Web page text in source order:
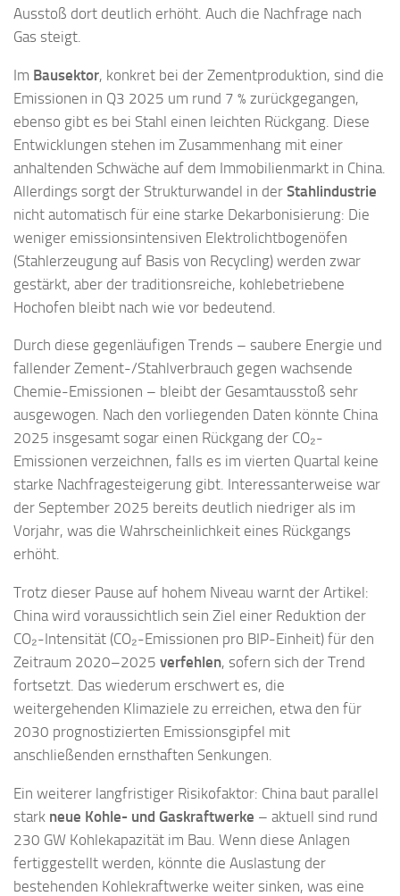
Ausstoß dort deutlich erhöht. Auch die Nachfrage nach
Gas steigt.
Im Bausektor, konkret bei der Zementproduktion, sind die
Emissionen in Q3 2025 um rund 7 % zurückgegangen,
ebenso gibt es bei Stahl einen leichten Rückgang. Diese
Entwicklungen stehen im Zusammenhang mit einer
anhaltenden Schwäche auf dem Immobilienmarkt in China.
Allerdings sorgt der Strukturwandel in der Stahlindustrie
nicht automatisch für eine starke Dekarbonisierung: Die
weniger emissionsintensiven Elektrolichtbogenöfen
(Stahlerzeugung auf Basis von Recycling) werden zwar
gestärkt, aber der traditionsreiche, kohlebetriebene
Hochofen bleibt nach wie vor bedeutend.
Durch diese gegenläufigen Trends – saubere Energie und
fallender Zement-/Stahlverbrauch gegen wachsende
Chemie-Emissionen – bleibt der Gesamtausstoß sehr
ausgewogen. Nach den vorliegenden Daten könnte China
2025 insgesamt sogar einen Rückgang der CO₂-
Emissionen verzeichnen, falls es im vierten Quartal keine
starke Nachfragesteigerung gibt. Interessanterweise war
der September 2025 bereits deutlich niedriger als im
Vorjahr, was die Wahrscheinlichkeit eines Rückgangs
erhöht.
Trotz dieser Pause auf hohem Niveau warnt der Artikel:
China wird voraussichtlich sein Ziel einer Reduktion der
CO₂-Intensität (CO₂-Emissionen pro BIP-Einheit) für den
Zeitraum 2020–2025 verfehlen, sofern sich der Trend
fortsetzt. Das wiederum erschwert es, die
weitergehenden Klimaziele zu erreichen, etwa den für
2030 prognostizierten Emissionsgipfel mit
anschließenden ernsthaften Senkungen.
Ein weiterer langfristiger Risikofaktor: China baut parallel
stark neue Kohle- und Gaskraftwerke – aktuell sind rund
230 GW Kohlekapazität im Bau. Wenn diese Anlagen
fertiggestellt werden, könnte die Auslastung der
bestehenden Kohlekraftwerke weiter sinken, was eine